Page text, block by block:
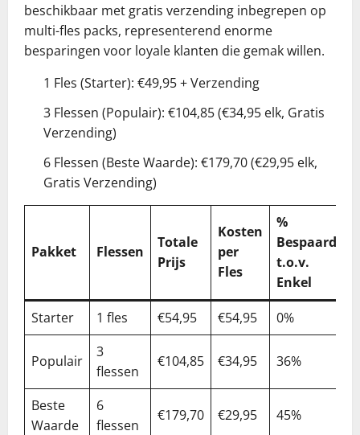
beschikbaar met gratis verzending inbegrepen op
multi-fles packs, representerend enorme
besparingen voor loyale klanten die gemak willen.
1 Fles (Starter): €49,95 + Verzending
3 Flessen (Populair): €104,85 (€34,95 elk, Gratis
Verzending)
6 Flessen (Beste Waarde): €179,70 (€29,95 elk,
Gratis Verzending)
Pakket Flessen
Totale
Prijs
Kosten
per
Fles
%
Bespaard
t.o.v.
Enkel
Starter
1 fles €54,95 €54,95 0%
Populair
3
flessen
€104,85 €34,95 36%
Beste
Waarde
6
flessen
€179,70 €29,95 45%